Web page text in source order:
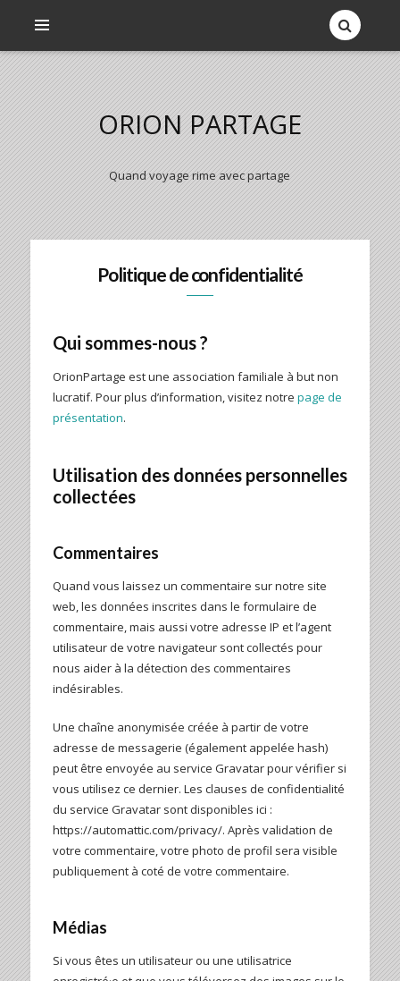
ORION PARTAGE
Quand voyage rime avec partage
Politique de confidentialité
Qui sommes-nous ?
OrionPartage est une association familiale à but non
lucratif. Pour plus d’information, visitez notre page de
présentation.
Utilisation des données personnelles
collectées
Commentaires
Quand vous laissez un commentaire sur notre site
web, les données inscrites dans le formulaire de
commentaire, mais aussi votre adresse IP et l’agent
utilisateur de votre navigateur sont collectés pour
nous aider à la détection des commentaires
indésirables.
Une chaîne anonymisée créée à partir de votre
adresse de messagerie (également appelée hash)
peut être envoyée au service Gravatar pour vérifier si
vous utilisez ce dernier. Les clauses de confidentialité
du service Gravatar sont disponibles ici :
https://automattic.com/privacy/. Après validation de
votre commentaire, votre photo de profil sera visible
publiquement à coté de votre commentaire.
Médias
Si vous êtes un utilisateur ou une utilisatrice